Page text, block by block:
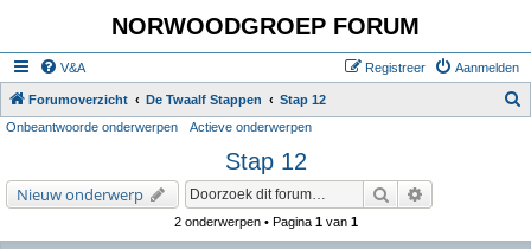
NORWOODGROEP FORUM
V&A Aanmelden
Registreer
Forumoverzicht De Twaalf Stappen Stap 12
Onbeantwoorde onderwerpen Actieve onderwerpen
Stap 12
Nieuw onderwerp Zoek
2 onderwerpen • Pagina 1van 1